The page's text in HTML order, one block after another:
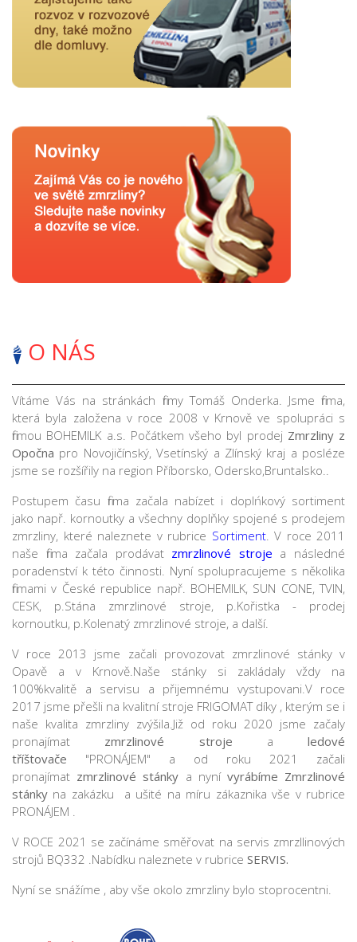
O NÁS
Vítáme Vás na stránkách firmy Tomáš Onderka. Jsme firma,
která byla založena v roce 2008 v Krnově ve spolupráci s
firmou BOHEMILK a.s. Počátkem všeho byl prodej Zmrzliny z
Opočna pro Novojičínský, Vsetínský a Zlínský kraj a posléze
jsme se rozšířily na region Příborsko, Odersko,Bruntalsko..
Postupem času firma začala nabízet i doplńkový sortiment
jako např. kornoutky a všechny doplňky spojené s prodejem
zmrzliny, které naleznete v rubrice Sortiment. V roce 2011
naše firma začala prodávat zmrzlinové stroje a následné
poradenství k této činnosti. Nyní spolupracujeme s několika
firmami v České republice např. BOHEMILK, SUN CONE, TVIN,
CESK, p.Stána zmrzlinové stroje, p.Kořistka - prodej
kornoutku, p.Kolenatý zmrzlinové stroje, a další.
V roce 2013 jsme začali provozovat zmrzlinové stánky v
Opavě a v Krnově.Naše stánky si zakládaly vždy na
100%kvalitě a servisu a přijemnému vystupovani.V roce
2017 jsme přešli na kvalitní stroje FRIGOMAT díky , kterým se i
naše kvalita zmrzliny zvýšila.Již od roku 2020 jsme začaly
pronajímat zmrzlinové stroje a ledové
tříštovače "PRONÁJEM" a od roku 2021 začali
pronajímat zmrzlinové stánky a nyní vyrábíme Zmrzlinové
stánky na zakázku a ušité na míru zákaznika vše v rubrice
PRONÁJEM .
V ROCE 2021 se začínáme směřovat na servis zmrzllinových
strojů BQ332 .Nabídku naleznete v rubrice SERVIS.
Nyní se snážíme , aby vše okolo zmrzliny bylo stoprocentni.